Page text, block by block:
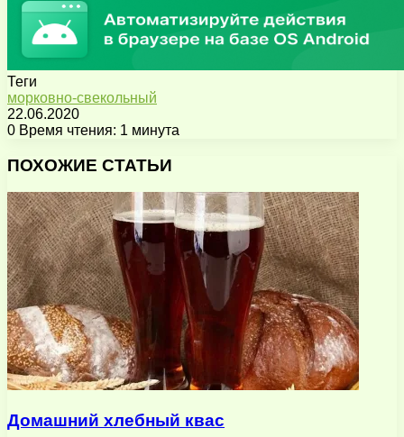
Теги
морковно-свекольный
22.06.2020
0 Время чтения: 1 минута
через
почту
ПОХОЖИЕ СТАТЬИ
Домашний хлебный квас